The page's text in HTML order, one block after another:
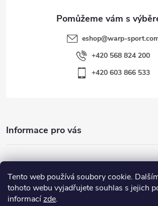
Tento web používá soubory cookie.
tohoto webu vyjadřujete souhlas s jejich
informacízde.
eshop@warp-
+420 568 824 200
+420 603 866 533
Informace pro vás
Nejhledanější